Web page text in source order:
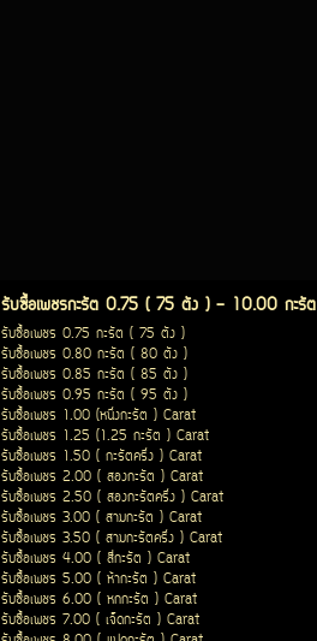
รับซื้อเพชรกะรัต 0.75 ( 75 ตัง ) - 10.00 กะรัต
รับซื้อเพชร 0.75 กะรัต ( 75 ตัง )
รับซื้อเพชร 0.80 กะรัต ( 80 ตัง )
รับซื้อเพชร 0.85 กะรัต ( 85 ตัง )
รับซื้อเพชร 0.95 กะรัต ( 95 ตัง )
รับซื้อเพชร 1.00 (หนึ่งกะรัต ) Carat
รับซื้อเพชร 1.25 (1.25 กะรัต ) Carat
รับซื้อเพชร 1.50 ( กะรัตครึ่ง ) Carat
รับซื้อเพชร 2.00 ( สองกะรัต ) Carat
รับซื้อเพชร 2.50 ( สองกะรัตครึ่ง ) Carat
รับซื้อเพชร 3.00 ( สามกะรัต ) Carat
รับซื้อเพชร 3.50 ( สามกะรัตครึ่ง ) Carat
รับซื้อเพชร 4.00 ( สี่กะรัต ) Carat
รับซื้อเพชร 5.00 ( ห้ากะรัต ) Carat
รับซื้อเพชร 6.00 ( หกกะรัต ) Carat
รับซื้อเพชร 7.00 ( เจ็ดกะรัต ) Carat